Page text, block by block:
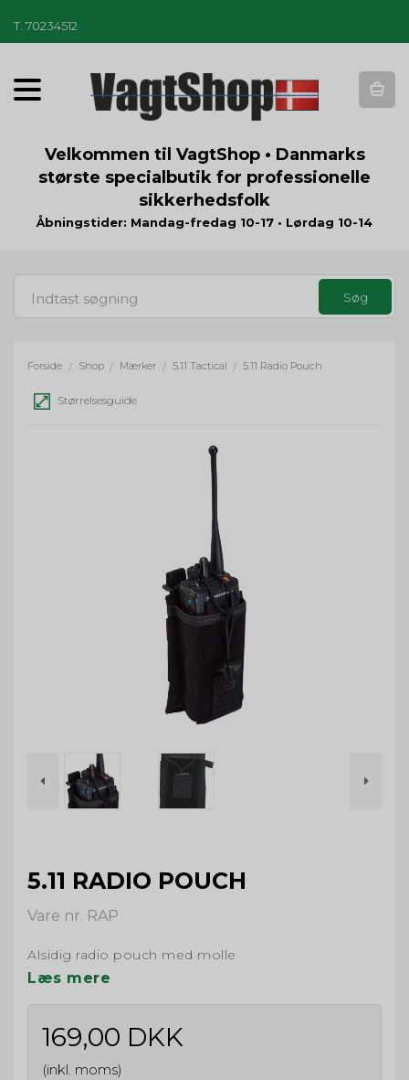
T 70234512
T
o
g
a
t
n
Velkommen til VagtShop • Danmarks
største specialbutik for professionelle
sikkerhedsfolk
Åbningstider: Mandag-fredag 10-17 • Lørdag 10-14
Forside / Shop / Mærker / 5.11 Tactical / 5.11 Radio Pouch
Størrelsesguide
5.11 RADIO POUCH
Vare nr. RAP
Alsidig radio pouch med molle
Læs mere
169,00 DKK
(inkl. moms)